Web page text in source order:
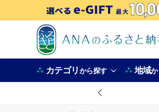
カテゴリから探す 地域